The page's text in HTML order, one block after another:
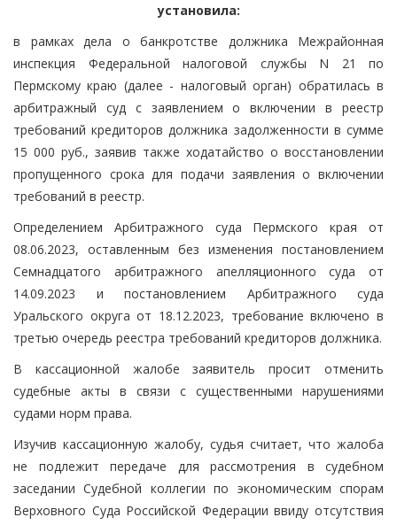
установила:
в рамках дела о банкротстве должника Межрайонная
инспекция Федеральной налоговой службы N 21 по
Пермскому краю (далее - налоговый орган) обратилась в
арбитражный суд с заявлением о включении в реестр
требований кредиторов должника задолженности в сумме
15 000 руб., заявив также ходатайство о восстановлении
пропущенного срока для подачи заявления о включении
требований в реестр.
Определением Арбитражного суда Пермского края от
08.06.2023, оставленным без изменения постановлением
Семнадцатого арбитражного апелляционного суда от
14.09.2023 и постановлением Арбитражного суда
Уральского округа от 18.12.2023, требование включено в
третью очередь реестра требований кредиторов должника.
В кассационной жалобе заявитель просит отменить
судебные акты в связи с существенными нарушениями
судами норм права.
Изучив кассационную жалобу, судья считает, что жалоба
не подлежит передаче для рассмотрения в судебном
заседании Судебной коллегии по экономическим спорам
Верховного Суда Российской Федерации ввиду отсутствия